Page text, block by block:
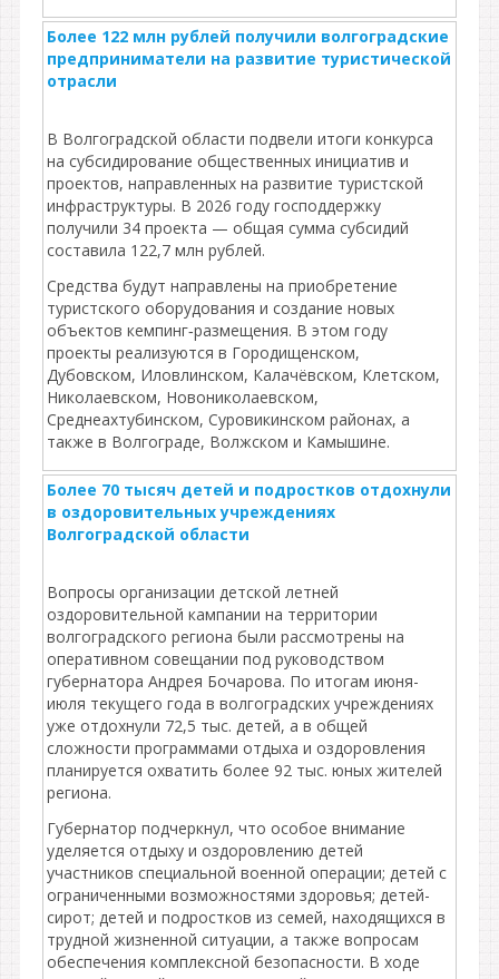
Более 122 млн рублей получили волгоградские
предприниматели на развитие туристической
отрасли
В Волгоградской области подвели итоги конкурса
на субсидирование общественных инициатив и
проектов, направленных на развитие туристской
инфраструктуры. В 2026 году господдержку
получили 34 проекта — общая сумма субсидий
составила 122,7 млн рублей.
Средства будут направлены на приобретение
туристского оборудования и создание новых
объектов кемпинг‑размещения. В этом году
проекты реализуются в Городищенском,
Дубовском, Иловлинском, Калачёвском, Клетском,
Николаевском, Новониколаевском,
Среднеахтубинском, Суровикинском районах, а
также в Волгограде, Волжском и Камышине.
Более 70 тысяч детей и подростков отдохнули
в оздоровительных учреждениях
Волгоградской области
Вопросы организации детской летней
оздоровительной кампании на территории
волгоградского региона были рассмотрены на
оперативном совещании под руководством
губернатора Андрея Бочарова. По итогам июня-
июля текущего года в волгоградских учреждениях
уже отдохнули 72,5 тыс. детей, а в общей
сложности программами отдыха и оздоровления
планируется охватить более 92 тыс. юных жителей
региона.
Губернатор подчеркнул, что особое внимание
уделяется отдыху и оздоровлению детей
участников специальной военной операции; детей с
ограниченными возможностями здоровья; детей-
сирот; детей и подростков из семей, находящихся в
трудной жизненной ситуации, а также вопросам
обеспечения комплексной безопасности. В ходе